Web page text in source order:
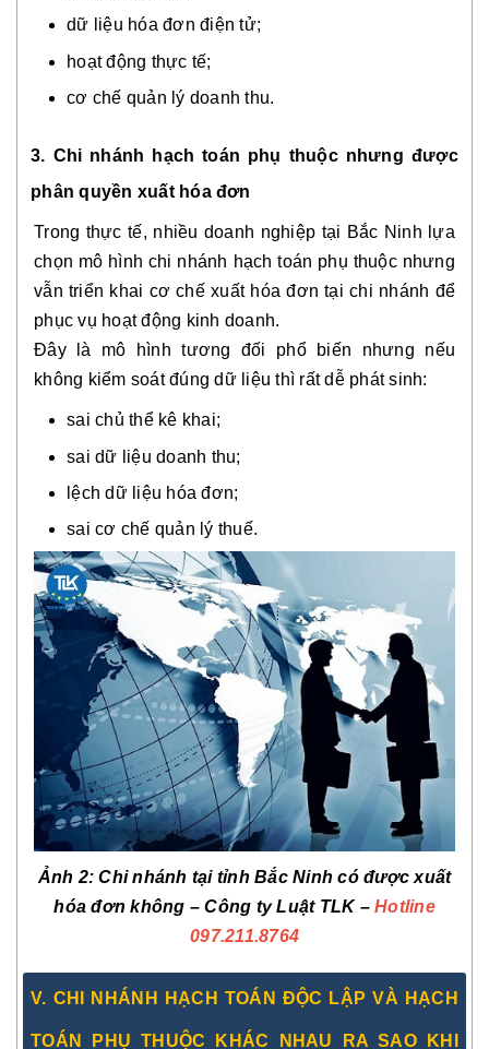
dữ liệu hóa đơn điện tử;
hoạt động thực tế;
cơ chế quản lý doanh thu.
3. Chi nhánh hạch toán phụ thuộc nhưng được
phân quyền xuất hóa đơn
Trong thực tế, nhiều doanh nghiệp tại Bắc Ninh lựa
chọn mô hình chi nhánh hạch toán phụ thuộc nhưng
vẫn triển khai cơ chế xuất hóa đơn tại chi nhánh để
phục vụ hoạt động kinh doanh.
Đây là mô hình tương đối phổ biến nhưng nếu
không kiểm soát đúng dữ liệu thì rất dễ phát sinh:
sai chủ thể kê khai;
sai dữ liệu doanh thu;
lệch dữ liệu hóa đơn;
sai cơ chế quản lý thuế.
Ảnh 2: Chi nhánh tại tỉnh Bắc Ninh có được xuất
hóa đơn không – Công ty Luật TLK – Hotline
097.211.8764
V. CHI NHÁNH HẠCH TOÁN ĐỘC LẬP VÀ HẠCH
TOÁN PHỤ THUỘC KHÁC NHAU RA SAO KHI